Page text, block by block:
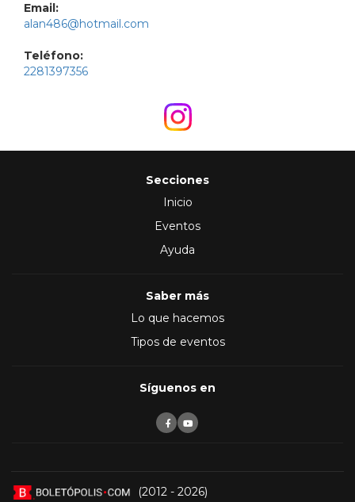
Email:
alan486@hotmail.com
Teléfono:
2281397356
Secciones
Inicio
Eventos
Ayuda
Saber más
Lo que hacemos
Tipos de eventos
Síguenos en
(2012 - 2026)